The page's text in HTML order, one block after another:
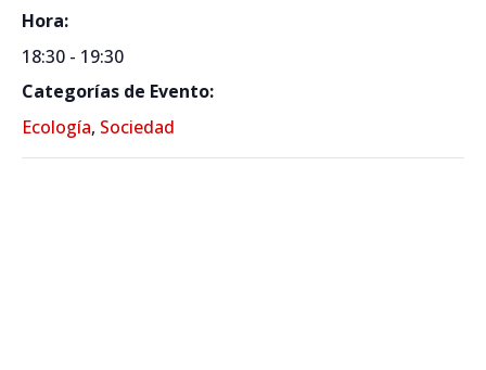
Hora:
18:30 - 19:30
Categorías de Evento:
Ecología, Sociedad